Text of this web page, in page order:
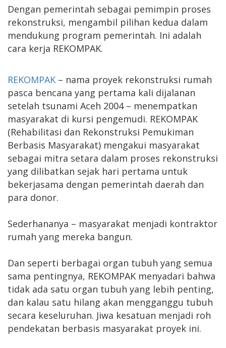
Dengan pemerintah sebagai pemimpin proses
rekonstruksi, mengambil pilihan kedua dalam
mendukung program pemerintah. Ini adalah
cara kerja REKOMPAK.
REKOMPAK – nama proyek rekonstruksi rumah
pasca bencana yang pertama kali dijalanan
setelah tsunami Aceh 2004 – menempatkan
masyarakat di kursi pengemudi. REKOMPAK
(Rehabilitasi dan Rekonstruksi Pemukiman
Berbasis Masyarakat) mengakui masyarakat
sebagai mitra setara dalam proses rekonstruksi
yang dilibatkan sejak hari pertama untuk
bekerjasama dengan pemerintah daerah dan
para donor.
Sederhananya – masyarakat menjadi kontraktor
rumah yang mereka bangun.
Dan seperti berbagai organ tubuh yang semua
sama pentingnya, REKOMPAK menyadari bahwa
tidak ada satu organ tubuh yang lebih penting,
dan kalau satu hilang akan mengganggu tubuh
secara keseluruhan. Jiwa kesatuan menjadi roh
pendekatan berbasis masyarakat proyek ini.